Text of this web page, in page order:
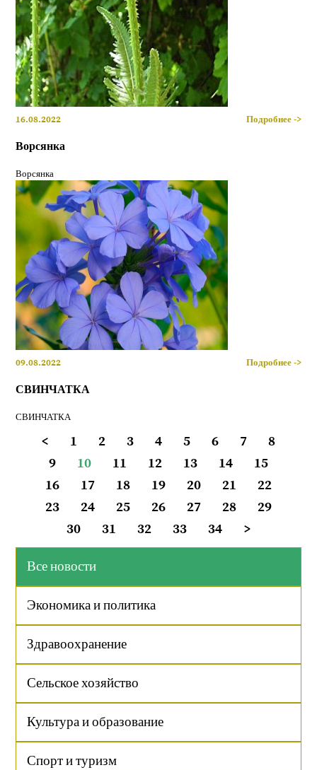
16.08.2022 Подробнее ->
Ворсянка
Ворсянка
09.08.2022 Подробнее ->
СВИНЧАТКА
СВИНЧАТКА
< 1 2 3 4 5 6 7
8
9
10 11 12 13 14
15
16
17 18 19 20 21
22
23
24 25 26 27 28
29
30
31 32 33 34 >
Все новости
Экономика и политика
Здравоохранение
Сельское хозяйство
Культура и образование
Спорт и туризм